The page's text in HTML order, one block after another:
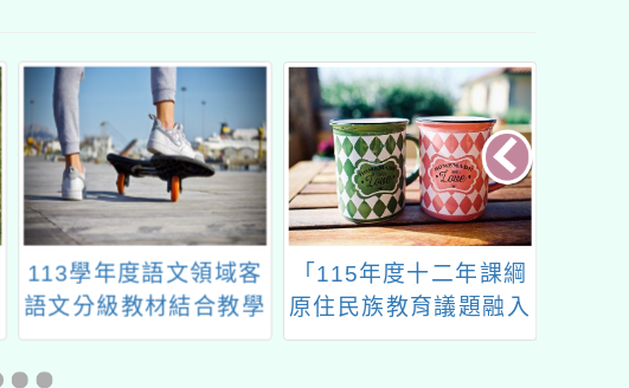
「115年度十二年課綱
原住民族教育議題融入
校訂課程推廣計畫」社
會領域「歷史上的原住
中華民國地理學會辦理
114年第21屆國家地理
知識大競賽